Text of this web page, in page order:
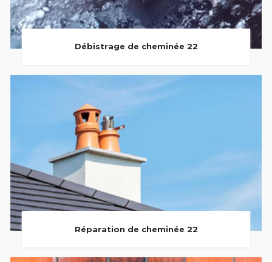
Débistrage de cheminée 22
Réparation de cheminée 22